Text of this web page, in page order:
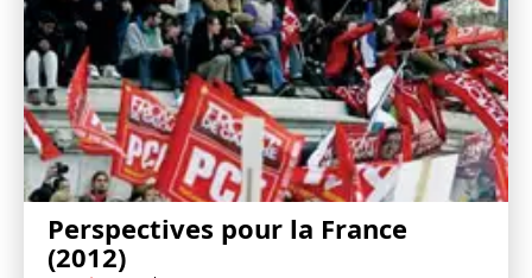
Perspectives pour la France
(2012)